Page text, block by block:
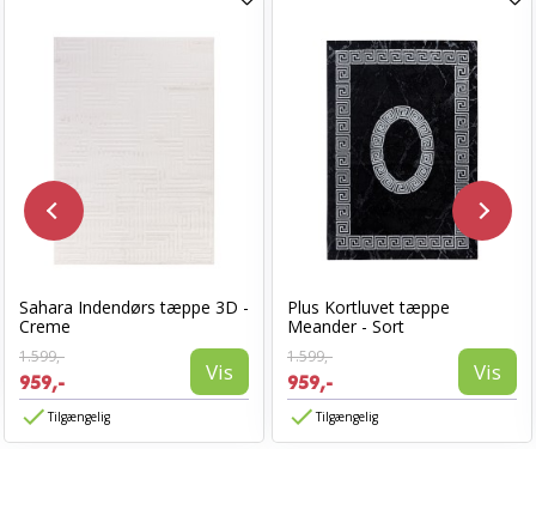
Sahara Indendørs tæppe 3D -
Creme
1.599,-
959,- Vis
Tilgængelig
Plus Kortluvet tæppe
Meander - Sort
1.599,-
959,- Vis
Tilgængelig